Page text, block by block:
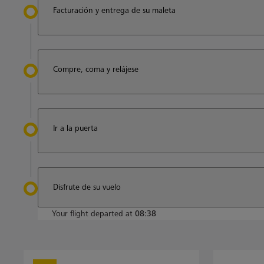
Facturación y entrega de su maleta
Compre, coma y relájese
Ir a la puerta
Disfrute de su vuelo
Your flight departed at 08:38